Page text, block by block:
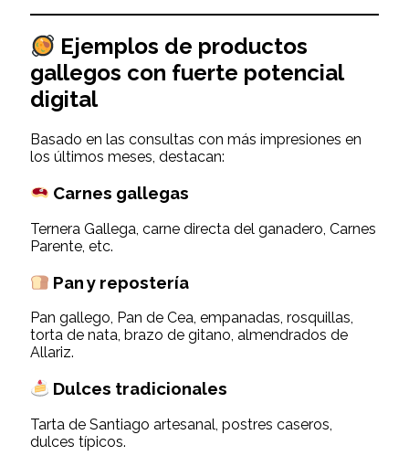
Ejemplos de productos
gallegos con fuerte potencial
digital
Basado en las consultas con más impresiones en
los últimos meses, destacan:
Carnes gallegas
Ternera Gallega, carne directa del ganadero, Carnes
Parente, etc.
Pan y repostería
Pan gallego, Pan de Cea, empanadas, rosquillas,
torta de nata, brazo de gitano, almendrados de
Allariz.
Dulces tradicionales
Tarta de Santiago artesanal, postres caseros,
dulces típicos.